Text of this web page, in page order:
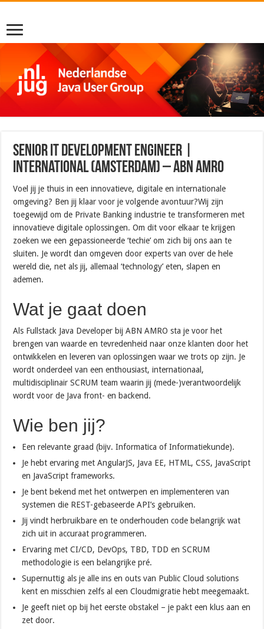
Senior IT Development Engineer |
International (Amsterdam) – ABN Amro
Voel jij je thuis in een innovatieve, digitale en internationale
omgeving? Ben jij klaar voor je volgende avontuur?Wij zijn
toegewijd om de Private Banking industrie te transformeren met
innovatieve digitale oplossingen. Om dit voor elkaar te krijgen
zoeken we een gepassioneerde ‘techie’ om zich bij ons aan te
sluiten. Je wordt dan omgeven door experts van over de hele
wereld die, net als jij, allemaal ‘technology’ eten, slapen en
ademen.
Wat je gaat doen
Als Fullstack Java Developer bij ABN AMRO sta je voor het
brengen van waarde en tevredenheid naar onze klanten door het
ontwikkelen en leveren van oplossingen waar we trots op zijn. Je
wordt onderdeel van een enthousiast, internationaal,
multidisciplinair SCRUM team waarin jij (mede-)verantwoordelijk
wordt voor de Java front- en backend.
Wie ben jij?
Een relevante graad (bijv. Informatica of Informatiekunde).
Je hebt ervaring met AngularJS, Java EE, HTML, CSS, JavaScript
en JavaScript frameworks.
Je bent bekend met het ontwerpen en implementeren van
systemen die REST-gebaseerde API’s gebruiken.
Jij vindt herbruikbare en te onderhouden code belangrijk wat
zich uit in accuraat programmeren.
Ervaring met CI/CD, DevOps, TBD, TDD en SCRUM
methodologie is een belangrijke pré.
Supernuttig als je alle ins en outs van Public Cloud solutions
kent en misschien zelfs al een Cloudmigratie hebt meegemaakt.
Je geeft niet op bij het eerste obstakel – je pakt een klus aan en
zet door.